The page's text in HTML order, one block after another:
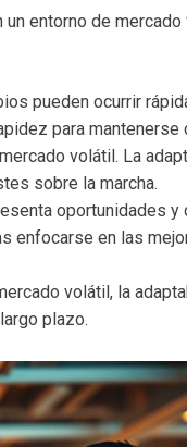
entorno de
pueden ocurrir
para mantenerse
volátil. La
sobre la marcha.
oportunidades y
enfocarse en las
volátil, la
plazo.